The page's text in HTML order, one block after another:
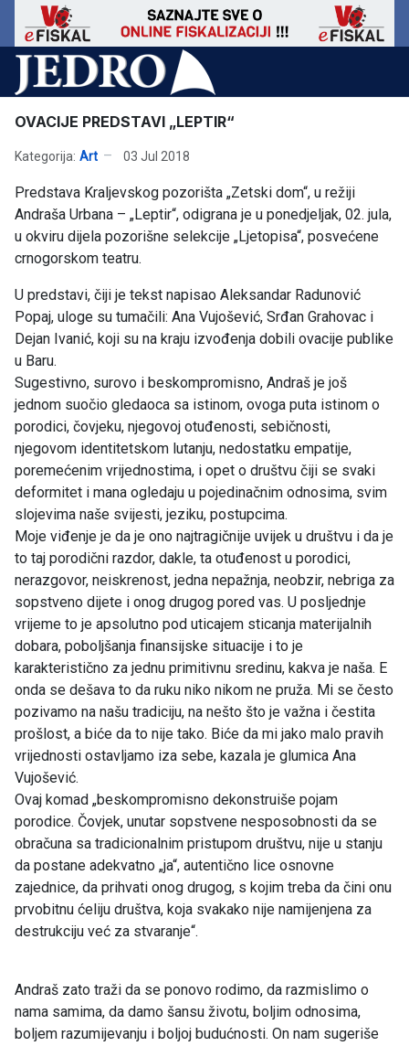
OVACIJE PREDSTAVI „LEPTIR“
Kategorija: Art 03 Jul 2018
Predstava Kraljevskog pozorišta „Zetski dom“, u režiji
Andraša Urbana – „Leptir“, odigrana je u ponedjeljak, 02. jula,
u okviru dijela pozorišne selekcije „Ljetopisa“, posvećene
crnogorskom teatru.
U predstavi, čiji je tekst napisao Aleksandar Radunović
Popaj, uloge su tumačili: Ana Vujošević, Srđan Grahovac i
Dejan Ivanić, koji su na kraju izvođenja dobili ovacije publike
u Baru.
Sugestivno, surovo i beskompromisno, Andraš je još
jednom suočio gledaoca sa istinom, ovoga puta istinom o
porodici, čovjeku, njegovoj otuđenosti, sebičnosti,
njegovom identitetskom lutanju, nedostatku empatije,
poremećenim vrijednostima, i opet o društvu čiji se svaki
deformitet i mana ogledaju u pojedinačnim odnosima, svim
slojevima naše svijesti, jeziku, postupcima.
Moje viđenje je da je ono najtragičnije uvijek u društvu i da je
to taj porodični razdor, dakle, ta otuđenost u porodici,
nerazgovor, neiskrenost, jedna nepažnja, neobzir, nebriga za
sopstveno dijete i onog drugog pored vas. U posljednje
vrijeme to je apsolutno pod uticajem sticanja materijalnih
dobara, poboljšanja finansijske situacije i to je
karakteristično za jednu primitivnu sredinu, kakva je naša. E
onda se dešava to da ruku niko nikom ne pruža. Mi se često
pozivamo na našu tradiciju, na nešto što je važna i čestita
prošlost, a biće da to nije tako. Biće da mi jako malo pravih
vrijednosti ostavljamo iza sebe, kazala je glumica Ana
Vujošević.
Ovaj komad „beskompromisno dekonstruiše pojam
porodice. Čovjek, unutar sopstvene nesposobnosti da se
obračuna sa tradicionalnim pristupom društvu, nije u stanju
da postane adekvatno „ja“, autentično lice osnovne
zajednice, da prihvati onog drugog, s kojim treba da čini onu
prvobitnu ćeliju društva, koja svakako nije namijenjena za
destrukciju već za stvaranje“.
Andraš zato traži da se ponovo rodimo, da razmislimo o
nama samima, da damo šansu životu, boljim odnosima,
boljem razumijevanju i boljoj budućnosti. On nam sugeriše